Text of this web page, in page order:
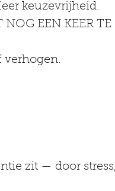
keuzevrijheid.
EEN KEER TE
verhogen.
zit — door